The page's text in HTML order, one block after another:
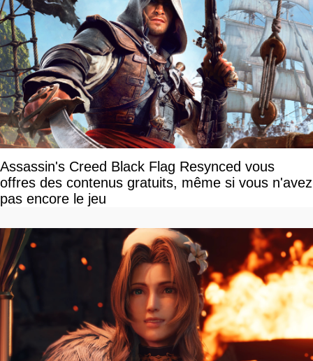
Assassin's Creed Black Flag Resynced vous
offres des contenus gratuits, même si vous n'avez
pas encore le jeu